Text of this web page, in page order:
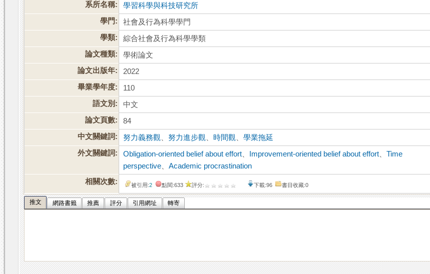
系所名稱:
學習科學與科技研究所
學門:
社會及行為科學學門
學類:
綜合社會及行為科學學類
論文種類:
學術論文
論文出版年:
2022
畢業學年度:
110
語文別:
中文
論文頁數:
84
中文關鍵詞:
努力義務觀 、努力進步觀 時間觀 、學業拖延
外文關鍵詞:
Obligation-oriented belief about effort Improvement-oriented belief about effort 、Time
perspective 、Academic procrastination
相關次數:
被引用:2 點閱:633 評分: 下載:96 書目收藏:0
推文 網路書籤 推薦 評分 引用網址 轉寄